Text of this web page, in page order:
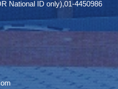
National ID only),01-4450986